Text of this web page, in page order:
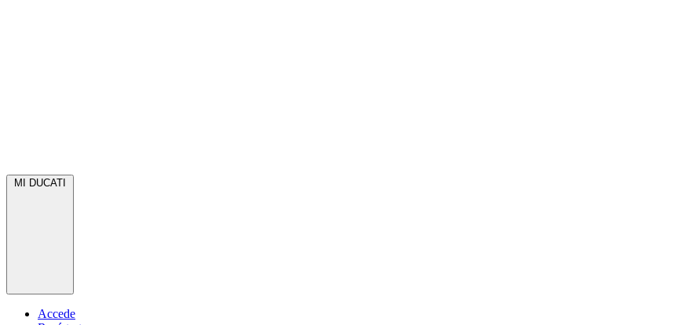
MI DUCATI
Accede